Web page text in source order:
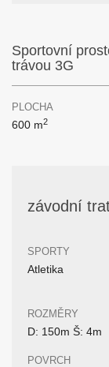
Sportovní
trávou 3G
PLOCHA
600 m2
závodní
SPORTY
Atletika
ROZMĚRY
D: 150m Š: 4m
POVRCH